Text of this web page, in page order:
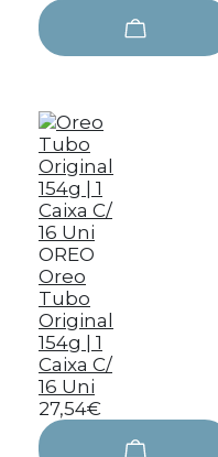
OREO
Oreo
Tubo
Original
154g | 1
Caixa C/
16 Uni
27,54€